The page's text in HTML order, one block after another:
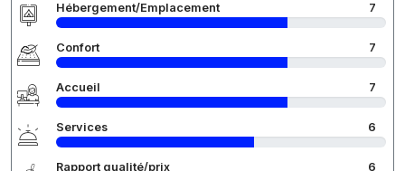
Hébergement/Emplacement 7
Confort 7
Accueil 7
Services 6
Rapport qualité/prix 6